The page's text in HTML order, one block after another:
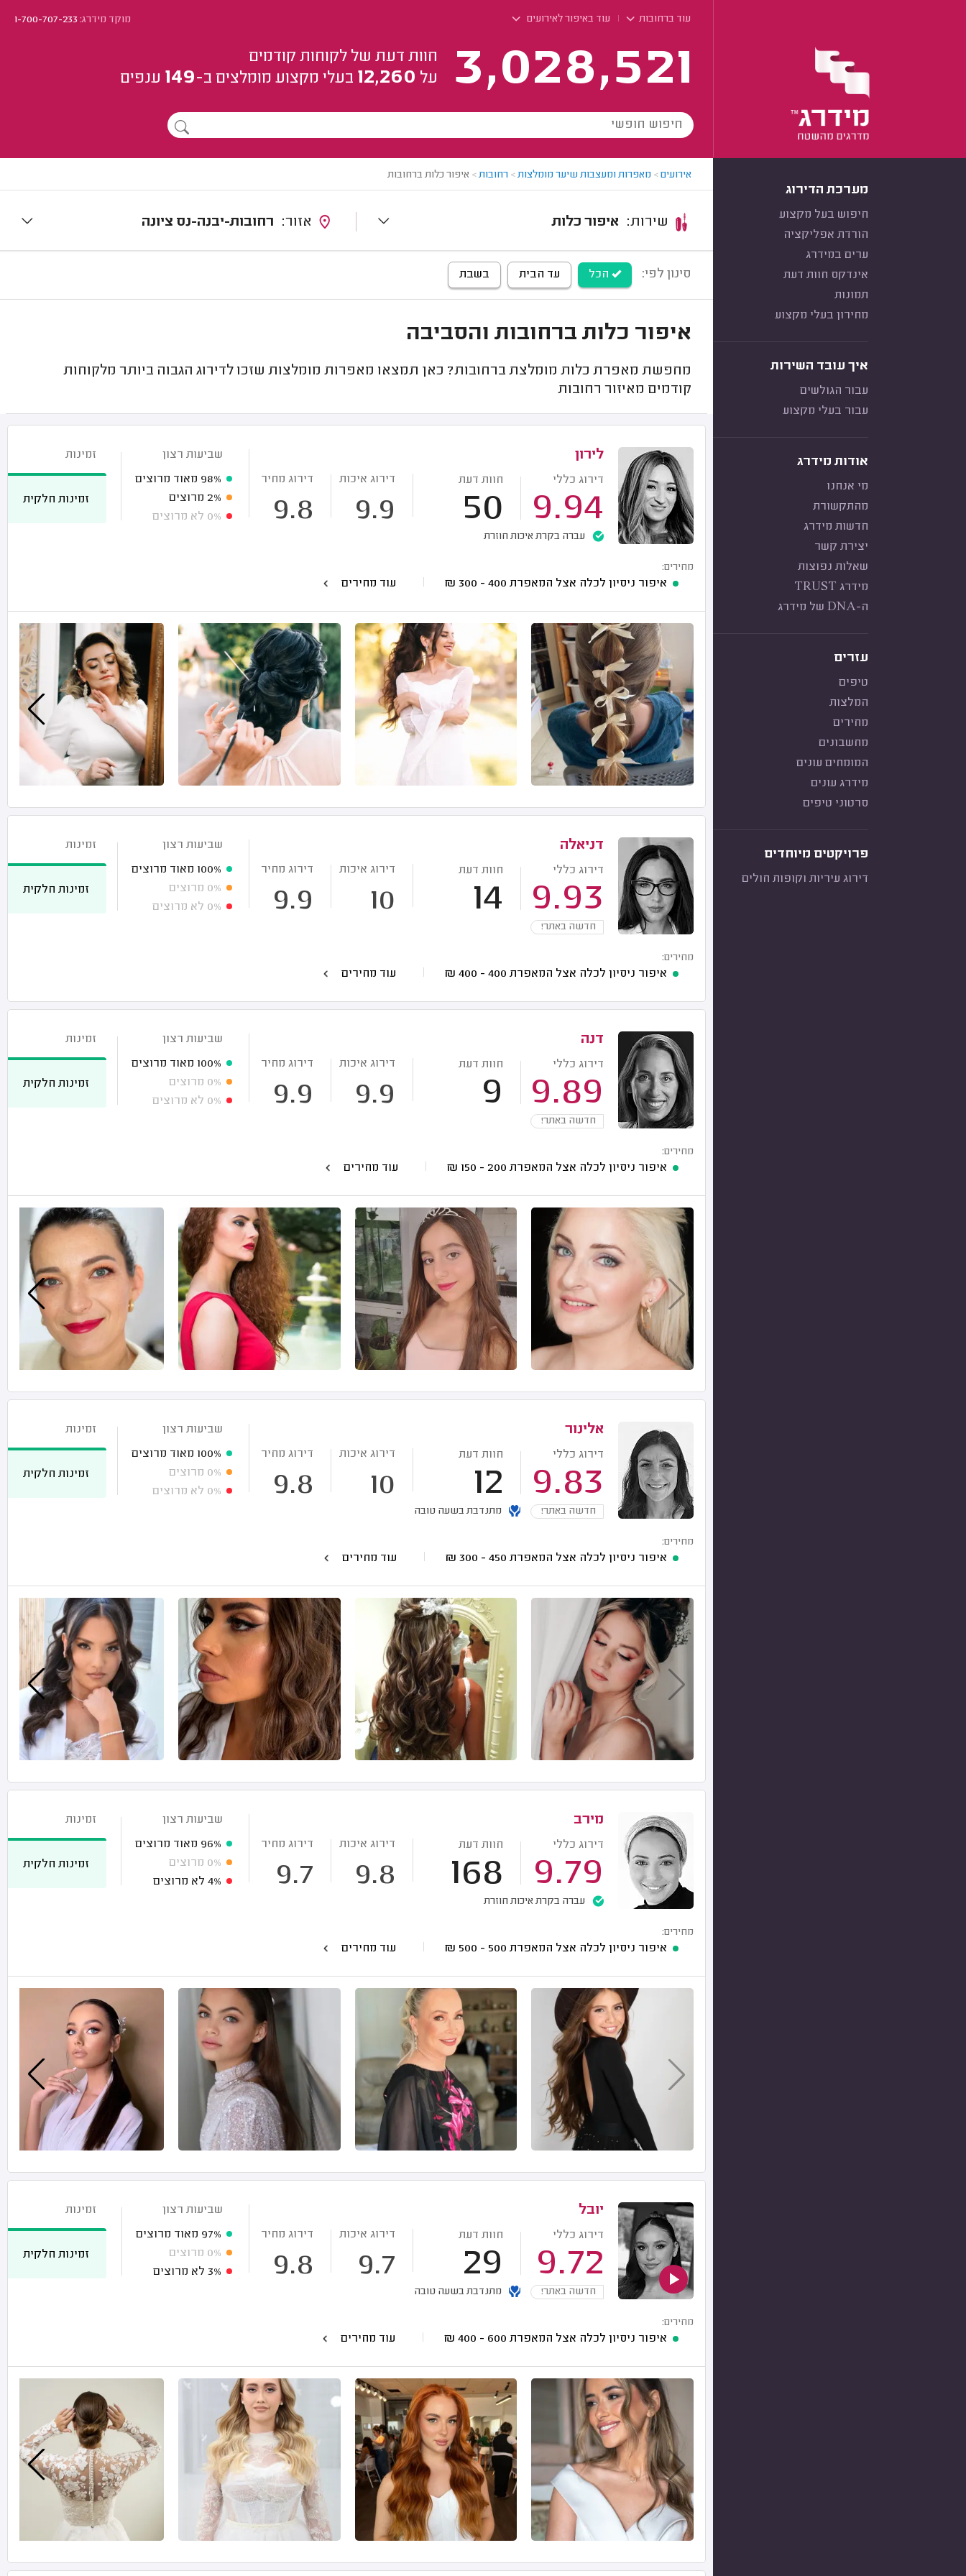
עוד ברחובות עוד באיפור לאירועים מוקד מידרג:1-700-707-233
3,028,521
חוות דעת של לקוחות קודמים
על 12,260 בעלי מקצוע מומלצים ב-149 ענפים
מערכת הדירוג
חיפוש בעל מקצוע
הורדת אפליקציה
ערים במידרג
אינדקס חוות דעת
תמונות
מחירון בעלי מקצוע
איך עובד השירות
עבור הגולשים
עבור בעלי מקצוע
אודות מידרג
מי אנחנו
מהתקשורת
חדשות מידרג
יצירת קשר
שאלות נפוצות
מידרג TRUST
ה-DNA של מידרג
עזרים
טיפים
המלצות
מחירים
מחשבונים
המומחים עונים
מידרג עונים
סרטוני טיפים
פרויקטים מיוחדים
דירוג עיריות וקופות חולים
אירועים> מאפרות ומעצבות שיער מומלצות> רחובות> איפור כלות ברחובות
איפור כלות רחובות-יבנה-נס ציונה
סינון לפי: הכל עד הבית בשבת
איפור כלות ברחובות והסביבה
מחפשת מאפרת כלות מומלצת ברחובות? כאן תמצאו מאפרות מומלצות שזכו לדירוג הגבוה ביותר מלקוחות
קודמים מאיזור רחובות
לירון
דירוג כללי
9.94
חוות דעת
50
דירוג איכות
9.9
דירוג מחיר
9.8
עברה בקרת איכות חוזרת
שביעות רצון
98% מאוד מרוצים
2% מרוצים
0% לא מרוצים
זמינות
זמינות חלקית
מחירים:
איפור ניסיון לכלה אצל המאפרת 400 - 300
₪ עוד מחירים
דניאלה
דירוג כללי
9.93
חוות דעת
14
דירוג איכות
10
דירוג מחיר
9.9
חדשה באתר!
שביעות רצון
100% מאוד מרוצים
0% מרוצים
0% לא מרוצים
זמינות
זמינות חלקית
מחירים:
איפור ניסיון לכלה אצל המאפרת 400 - 400
₪ עוד מחירים
דנה
דירוג כללי
9.89
חוות דעת
9
דירוג איכות
9.9
דירוג מחיר
9.9
חדשה באתר!
שביעות רצון
100% מאוד מרוצים
0% מרוצים
0% לא מרוצים
זמינות
זמינות חלקית
מחירים:
איפור ניסיון לכלה אצל המאפרת 200 - 150
₪ עוד מחירים
אלינור
דירוג כללי
9.83
חוות דעת
12
דירוג איכות
10
דירוג מחיר
9.8
חדשה באתר! מתנדבת בשעה טובה
שביעות רצון
100% מאוד מרוצים
0% מרוצים
0% לא מרוצים
זמינות
זמינות חלקית
מחירים:
איפור ניסיון לכלה אצל המאפרת 450 - 300
₪ עוד מחירים
מירב
דירוג כללי
9.79
חוות דעת
168
דירוג איכות
9.8
דירוג מחיר
9.7
עברה בקרת איכות חוזרת
שביעות רצון
96% מאוד מרוצים
0% מרוצים
4% לא מרוצים
זמינות
זמינות חלקית
מחירים:
איפור ניסיון לכלה אצל המאפרת 500 - 500
₪ עוד מחירים
יובל
דירוג כללי
9.72
חוות דעת
29
דירוג איכות
9.7
דירוג מחיר
9.8
חדשה באתר! מתנדבת בשעה טובה
שביעות רצון
97% מאוד מרוצים
0% מרוצים
3% לא מרוצים
זמינות
זמינות חלקית
מחירים:
איפור ניסיון לכלה אצל המאפרת 600 - 400
₪ עוד מחירים